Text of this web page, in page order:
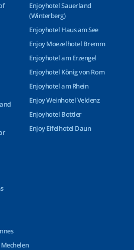
Enjoyhotel Sauerland
(Winterberg)
Enjoyhotel Haus am See
Enjoy Moezelhotel Bremm
Enjoyhotel am Erzengel
Enjoyhotel König von Rom
Enjoyhotel am Rhein
Enjoy Weinhotel Veldenz
Enjoyhotel Bottler
Enjoy Eifelhotel Daun